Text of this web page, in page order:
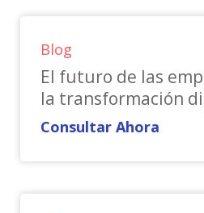
Blog
El futuro de las
la transformación
Consultar Ahora